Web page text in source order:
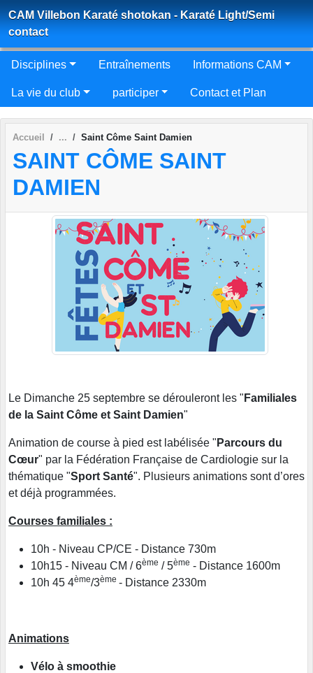
CAM Villebon Karaté shotokan - Karaté Light/Semi
contact
Disciplines Entraînements Informations CAM
La vie du club participer Contact et Plan
Accueil Saint Côme Saint Damien
SAINT CÔME SAINT
DAMIEN
Le Dimanche 25 septembre se dérouleront les " Familiales
de la Saint Côme et Saint Damien"
Animation de course à pied est labélisée " Parcours du
Cœur" par la Fédération Française de Cardiologie sur la
thématique "Sport Santé". Plusieurs animations sont d’ores
et déjà programmées.
Courses familiales :
10h - Niveau CP/CE - Distance 730m
10h15 - Niveau CM / 6ème / 5ème - Distance 1600m
10h 45 4ème/3ème - Distance 2330m
Animations
Vélo à smoothie
Panneau de gestion des cookies